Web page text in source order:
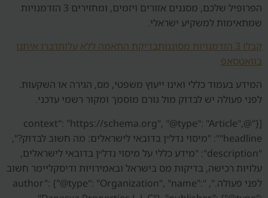
הפרופיל שלכם, מסננים אזורים ויזמים, ומחזירים 3 הזדמנויות
שמתאימות למשקיע ישראלי.
קבלו 3 הזדמנויות מסוננות
בדיקת התאמה ללא עלותדברו איתנו
בוואטסאפ
המידע בעמוד כללי ואינו ייעוץ משפטי, מס, הגירה או השקעות.
לפני פעולה יש לבדוק מול גורם מוסמך ומקור רשמי עדכני.
[{"@context": "https://schema.org", "@type": "Article",
"headline": "מיסוי נדל״ן בדובאי לישראלים: מה חשוב לבדוק?",
"description": "מידע כללי על מיסוי נדל״ן בדובאי לישראלים,
עלויות רכישה, בדיקות מס בישראל ובאמירויות ודיסקליימר חשוב
לפני פעולה.", "author": {"@type": "Organization", "name":